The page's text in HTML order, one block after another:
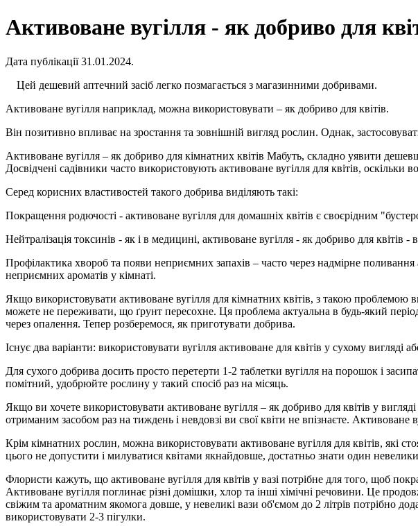
Активоване вугілля - як добриво для
Дата публікації 31.01.2024.
Цей дешевий аптечний засіб легко позмагається з магазинними добривами.
Активоване вугілля наприклад, можна використовувати – як добриво для квітів.
Він позитивно впливає на зростання та зовнішній вигляд рослин. Однак,
Активоване вугілля – як добриво для кімнатних квітів Мабуть, складно уявити
Досвідчені садівники часто використовують активоване вугілля для квітів,
Серед корисних властивостей такого добрива виділяють такі:
Покращення родючості - активоване вугілля для домашніх квітів є своєрідним
Нейтралізація токсинів - як і в медицині, активоване вугілля - як добриво для квітів
Профілактика хвороб та появи неприємних запахів – часто через надмірне
неприємних ароматів у кімнаті.
Якщо використовувати активоване вугілля для кімнатних квітів, з такою
можете не переживати, що ґрунт пересохне. Ця проблема актуальна в будь-який
через опалення. Тепер розберемося, як приготувати добрива.
Існує два варіанти: використовувати вугілля активоване для квітів у сухому вигляді
Для сухого добрива досить просто перетерти 1-2 таблетки вугілля на порошок і
помітний, удобрюйте рослину у такий спосіб раз на місяць.
Якщо ви хочете використовувати активоване вугілля – як добриво для квітів у
отриманим засобом раз на тиждень і невдовзі ви свої квіти не впізнаєте. Активоване
Крім кімнатних рослин, можна використовувати активоване вугілля для квітів, які
цього не допустити і милуватися квітами якнайдовше, достатньо знати один
Флористи кажуть, що активоване вугілля для квітів у вазі потрібне для того, щоб
Активоване вугілля поглинає різні домішки, хлор та інші хімічні речовини. Це
свіжим та ароматним якомога довше, у невеликі вази об'ємом до 2 літрів потрібно
використовувати 2-3 пігулки.